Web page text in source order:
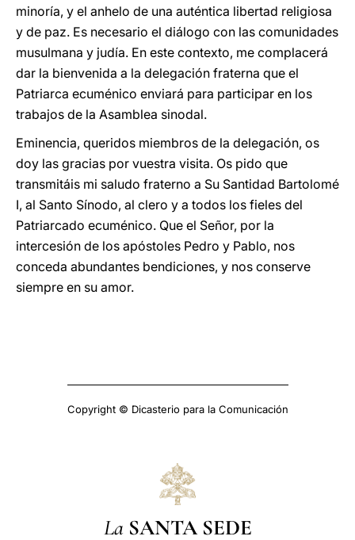
minoría, y el anhelo de una auténtica libertad religiosa
y de paz. Es necesario el diálogo con las comunidades
musulmana y judía. En este contexto, me complacerá
dar la bienvenida a la delegación fraterna que el
Patriarca ecuménico enviará para participar en los
trabajos de la Asamblea sinodal.
Eminencia, queridos miembros de la delegación, os
doy las gracias por vuestra visita. Os pido que
transmitáis mi saludo fraterno a Su Santidad Bartolomé
I, al Santo Sínodo, al clero y a todos los fieles del
Patriarcado ecuménico. Que el Señor, por la
intercesión de los apóstoles Pedro y Pablo, nos
conceda abundantes bendiciones, y nos conserve
siempre en su amor.
Copyright © Dicasterio para la Comunicación
La SANTA SEDE